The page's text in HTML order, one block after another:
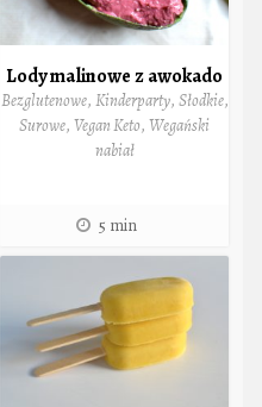
Lody malinowe z awokado
Bezglutenowe, Kinderparty, Słodkie,
Surowe, Vegan Keto, Wegański
nabiał
5 min